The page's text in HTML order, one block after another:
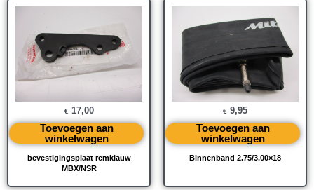
bevestigingsplaat remklauw
MBX/NSR
€ 17,00
Toevoegen aan
winkelwagen
Binnenband 2.75/3.00×18
€ 9,95
Toevoegen aan
winkelwagen